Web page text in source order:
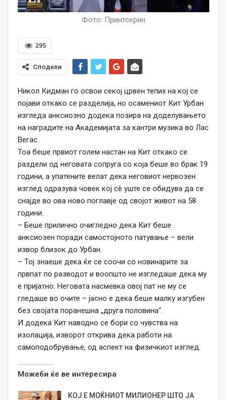
Фото: Принтскрин
295
Сподели
Никол Кидман го освои секој црвен тепих на кој се
појави откако се разделија, но осамениот Кит Урбан
изгледа анксиозно додека позира на доделувањето
на наградите на Академијата за кантри музика во Лас
Вегас.
Тоа беше првиот голем настан на Кит откако се
раздели од неговата сопруга со која беше во брак 19
години, а упатените велат дека неговиот нервозен
изглед одразува човек кој сè уште се обидува да се
снајде во ова ново поглавје од својот живот на 58
години.
– Беше прилично очигледно дека Кит беше
анксиозен поради самостојното патување – вели
извор близок до Урбан.
– Тој знаеше дека ќе се соочи со новинарите за
првпат по разводот и воопшто не изгледаше дека му
е пријатно. Неговата насмевка овој пат не му се
гледаше во очите – јасно е дека беше малку изгубен
без својата поранешна „друга половина“.
И додека Кит наводно се бори со чувства на
изолација, изворот открива дека работи на
самоподобрување, од аспект на физичкиот изглед.
Можеби ќе ве интересира
КОЈ Е МОЌНИОТ МИЛИОНЕР ШТО ЈА